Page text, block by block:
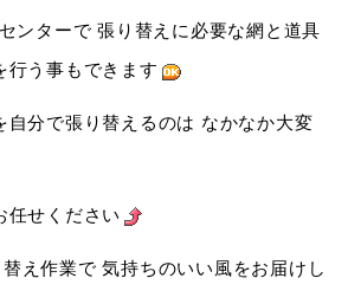
ンターで 張り替えに必要な網と道具
行う事もできます
自分で張り替えるのは なかなか大変
任せください
え作業で 気持ちのいい風をお届けし